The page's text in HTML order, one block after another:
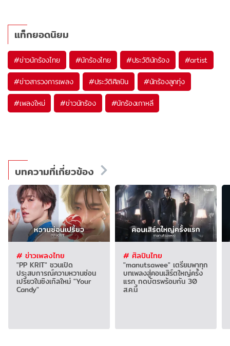
แท็กยอดนิยม
#ข่าวนักร้องไทย #นักร้องไทย #ประวัตินักร้อง #artist
#ข่าวสารวงการเพลง #ประวัติศิลปิน #นักร้องลูกทุ่ง
#เพลงใหม่ #ข่าวนักร้อง #นักร้องเกาหลี
บทความที่เกี่ยวข้อง
# ข่าวเพลงไทย
"PP KRIT" ชวนเปิด
ประสบการณ์ความหวานซ่อน
เปรี้ยวในซิงเกิลใหม่ "Your
Candy"
# ศิลปินไทย
"manutsawee" เตรียมพาทุก
บทเพลงสู่คอนเสิร์ตใหญ่ครั้ง
แรก กดบัตรพร้อมกัน 30
ส.ค.นี้